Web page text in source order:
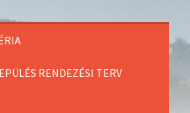
RENDEZÉSI TERV